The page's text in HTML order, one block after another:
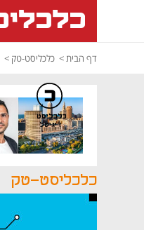
דף הבית כלכליסט-טק
כלכליסט-טק
כלכליסט
דיגיטל